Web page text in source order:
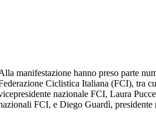
manifestazione hanno preso parte
Ciclistica Italiana (FCI), tra
nazionale FCI,Laura
FCI, eDiego Guardì,